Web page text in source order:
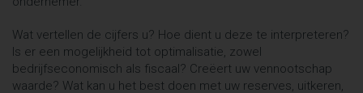
Wat vertellen de cijfers u? Hoe dient u deze te interpreteren?
Is er een mogelijkheid tot optimalisatie, zowel
bedrijfseconomisch als fiscaal? Creëert uw vennootschap
waarde? Wat kan u het best doen met uw reserves, uitkeren,